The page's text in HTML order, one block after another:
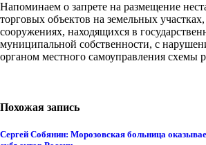
Напоминаем о запрете на размещение
торговых объектов на земельных
сооружениях, находящихся в
муниципальной собственности, с
органом местного самоуправления схемы
Похожая запись
Сергей Собянин: Морозовская больница